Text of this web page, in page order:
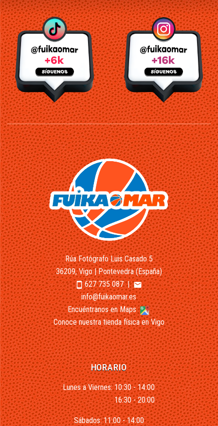
Rúa Fotógrafo Luis Casado 5
36209, Vigo | Pontevedra (España)
smartphone627 735 087|email
info@fuikaomar.es
Encuéntranos en Maps
Conoce nuestra tienda física en Vigo
HORARIO
Lunes a Viernes: 10:30 - 14:00
16:30 - 20:00
Sábados: 11:00 - 14:00